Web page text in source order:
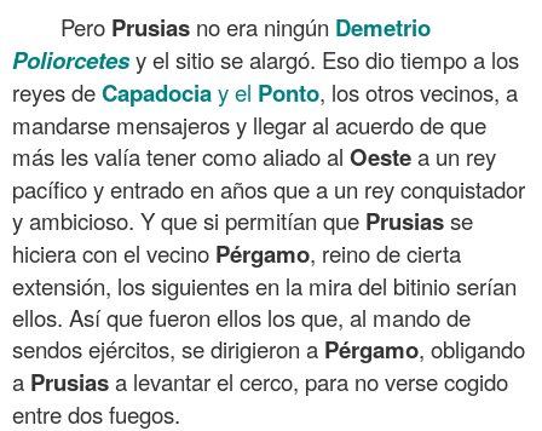
Pero Prusias no era ningún Demetrio
Poliorcetesy el sitio se alargó. Eso dio tiempo a los
reyes deCapadociay el Ponto, los otros vecinos, a
mandarse mensajeros y llegar al acuerdo de que
más les valía tener como aliado al Oestea un rey
pacífico y entrado en años que a un rey conquistador
y ambicioso. Y que si permitían que Prusiasse
hiciera con el vecino Pérgamo, reino de cierta
extensión, los siguientes en la mira del bitinio serían
ellos. Así que fueron ellos los que, al mando de
sendos ejércitos, se dirigieron a Pérgamo, obligando
a Prusiasa levantar el cerco, para no verse cogido
entre dos fuegos.